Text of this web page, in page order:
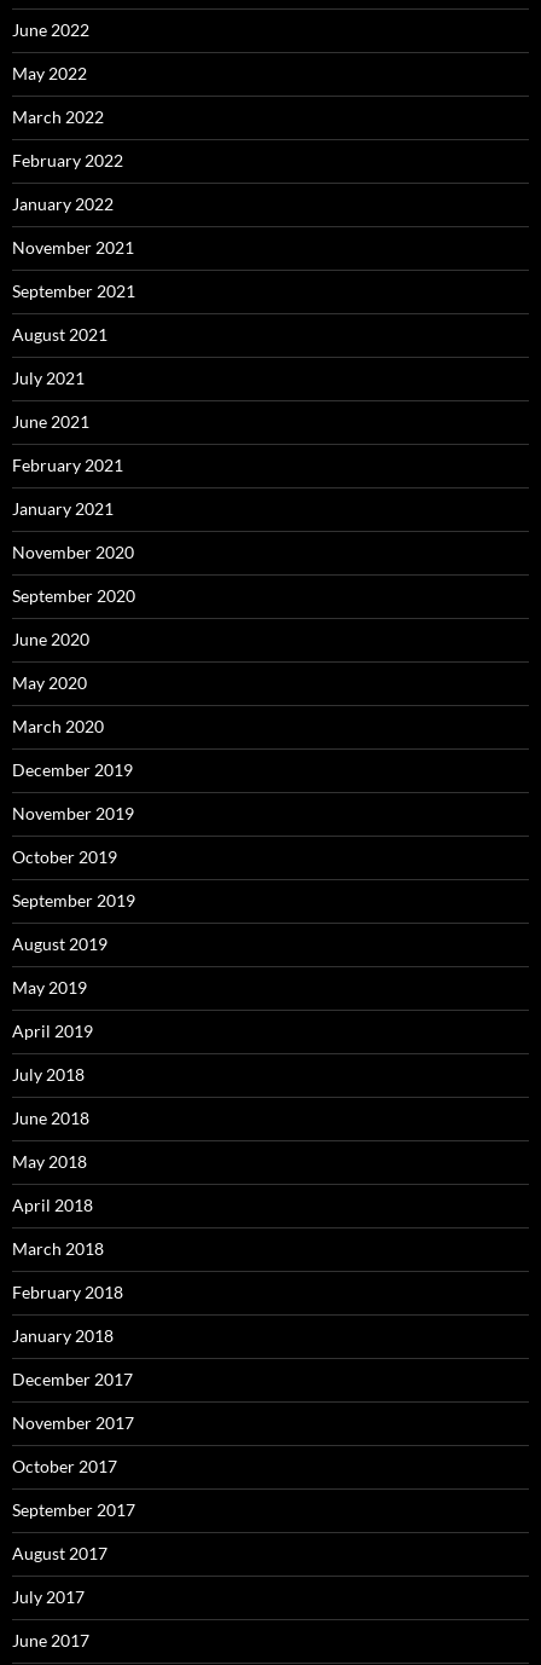
June 2022
May 2022
March 2022
February 2022
January 2022
November 2021
September 2021
August 2021
July 2021
June 2021
February 2021
January 2021
November 2020
September 2020
June 2020
May 2020
March 2020
December 2019
November 2019
October 2019
September 2019
August 2019
May 2019
April 2019
July 2018
June 2018
May 2018
April 2018
March 2018
February 2018
January 2018
December 2017
November 2017
October 2017
September 2017
August 2017
July 2017
June 2017